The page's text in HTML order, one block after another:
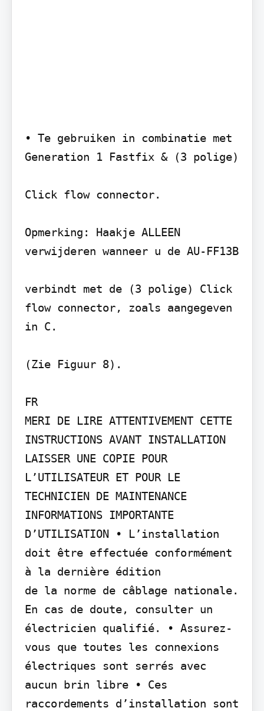
• Te gebruiken in combinatie met
Generation 1 Fastfix & (3 polige)
Click flow connector.
Opmerking: Haakje ALLEEN
verwijderen wanneer u de AU-FF13B
verbindt met de (3 polige) Click
flow connector, zoals aangegeven
in C.
(Zie Figuur 8).
FR
MERI DE LIRE ATTENTIVEMENT CETTE
INSTRUCTIONS AVANT INSTALLATION
LAISSER UNE COPIE POUR
L’UTILISATEUR ET POUR LE
TECHNICIEN DE MAINTENANCE
INFORMATIONS IMPORTANTE
D’UTILISATION • L’installation
doit être effectuée conformément
à la dernière édition
de la norme de câblage nationale.
En cas de doute, consulter un
électricien qualifié. • Assurez-
vous que toutes les connexions
électriques sont serrés avec
aucun brin libre • Ces
raccordements d’installation sont